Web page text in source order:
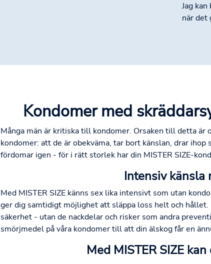
Jag
när det
Kondomer med
Många män är kritiska till kondomer. Orsaken till detta
kondomer: att de är obekväma, tar bort känslan, drar
fördomar igen - för i rätt storlek har din MISTER SIZE-
Intensiv känsla
Med MISTER SIZE känns sex lika intensivt som utan
ger dig samtidigt möjlighet att släppa loss helt och
säkerhet - utan de nackdelar och risker som andra
smörjmedel på våra kondomer till att din älskog får en
Med MISTER SIZE